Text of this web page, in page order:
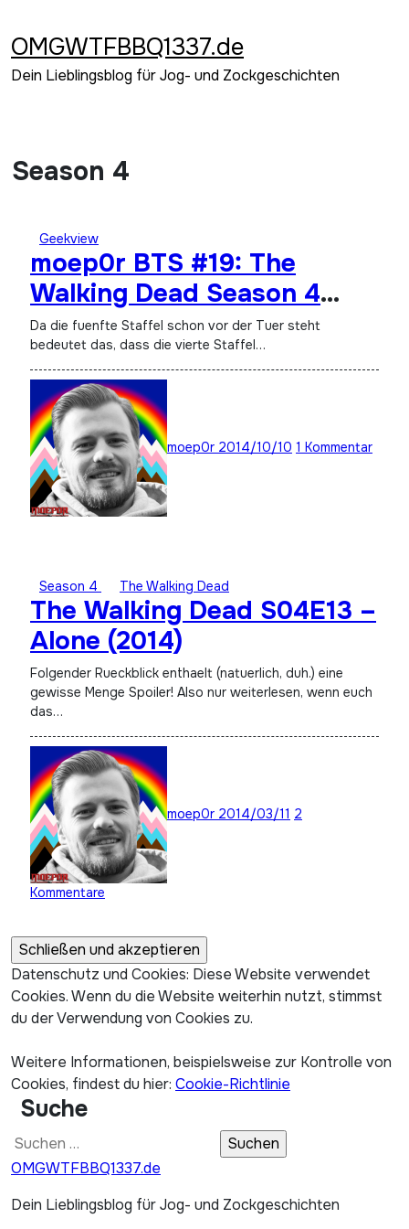
springen
OMGWTFBBQ1337.de
Dein Lieblingsblog für Jog- und Zockgeschichten
Season 4
Geekview
moep0r BTS #19: The
Walking Dead Season 4
Limited Tree Walker Edition
Da die fuenfte Staffel schon vor der Tuer steht
bedeutet das, dass die vierte Staffel…
moep0r 2014/10/10 1 Kommentar
Season 4 The Walking Dead
The Walking Dead S04E13 –
Alone (2014)
Folgender Rueckblick enthaelt (natuerlich, duh.) eine
gewisse Menge Spoiler! Also nur weiterlesen, wenn euch
das…
moep0r 2014/03/11 2
Kommentare
Datenschutz und Cookies: Diese Website verwendet
Cookies. Wenn du die Website weiterhin nutzt, stimmst
du der Verwendung von Cookies zu.
Weitere Informationen, beispielsweise zur Kontrolle von
Cookies, findest du hier: Cookie-Richtlinie
Suche
Suchen
nach:
OMGWTFBBQ1337.de
Dein Lieblingsblog für Jog- und Zockgeschichten